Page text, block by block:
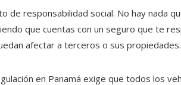
de responsabilidad social. No hay nada
que cuentas con un seguro que te
afectar a terceros o sus propiedades.
en Panamá exige que todos los